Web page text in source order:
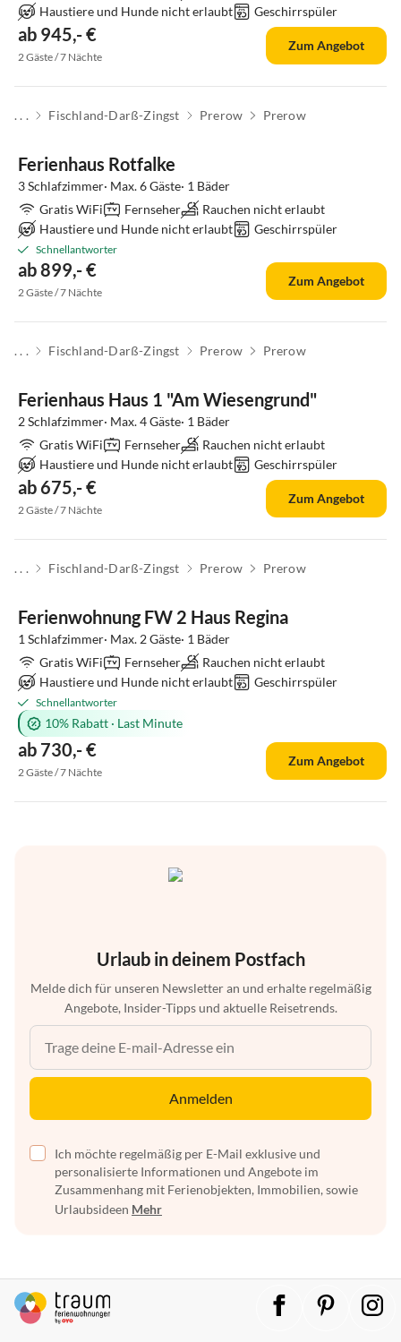
Haustiere und Hunde nicht erlaubt
Geschirrspüler
ab 945,- €
2 Gäste / 7 Nächte
Zum Angebot
. . . Fischland-Darß-Zingst Prerow Prerow
Ferienhaus Rotfalke
3 Schlafzimmer· Max. 6 Gäste· 1 Bäder
Gratis WiFi
Fernseher
Rauchen nicht erlaubt
Haustiere und Hunde nicht erlaubt
Geschirrspüler
Schnellantworter
ab 899,- €
2 Gäste / 7 Nächte
Zum Angebot
. . . Fischland-Darß-Zingst Prerow Prerow
Ferienhaus Haus 1 "Am Wiesengrund"
2 Schlafzimmer· Max. 4 Gäste· 1 Bäder
Gratis WiFi
Fernseher
Rauchen nicht erlaubt
Haustiere und Hunde nicht erlaubt
Geschirrspüler
ab 675,- €
2 Gäste / 7 Nächte
Zum Angebot
. . . Fischland-Darß-Zingst Prerow Prerow
Ferienwohnung FW 2 Haus Regina
1 Schlafzimmer· Max. 2 Gäste· 1 Bäder
Gratis WiFi
Fernseher
Rauchen nicht erlaubt
Haustiere und Hunde nicht erlaubt
Geschirrspüler
Schnellantworter
10% Rabatt · Last Minute
ab 730,- €
2 Gäste / 7 Nächte
Zum Angebot
Urlaub in deinem Postfach
Melde dich für unseren Newsletter an und erhalte regelmäßig
Angebote, Insider-Tipps und aktuelle Reisetrends.
Anmelden
Ich möchte regelmäßig per E-Mail exklusive und
personalisierte Informationen und Angebote im
Zusammenhang mit Ferienobjekten, Immobilien, sowie
Urlaubsideen Mehr